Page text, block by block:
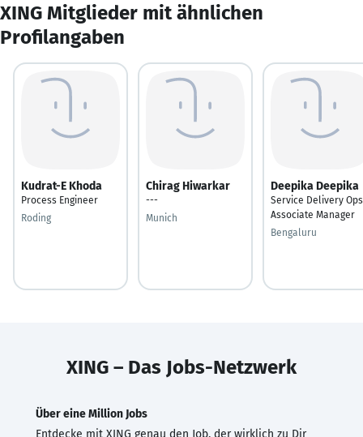
XING Mitglieder mit ähnlichen
Profilangaben
Kudrat-E Khoda
Process Engineer
Roding
Chirag Hiwarkar
---
Munich
Deepika Deepika
Service Delivery Ops
Associate Manager
Bengaluru
XING – Das Jobs-Netzwerk
Über eine Million Jobs
Entdecke mit XING genau den Job, der wirklich zu Dir